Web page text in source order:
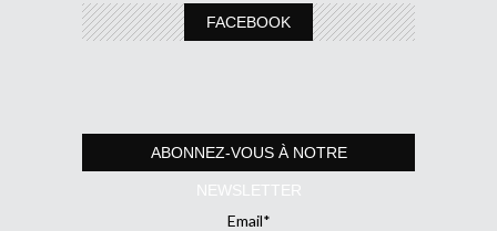
FACEBOOK
ABONNEZ-VOUS À NOTRE
NEWSLETTER
Email*